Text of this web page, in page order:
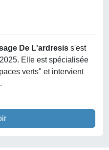
De L'ardresis s'est
Elle est spécialisée
verts" et intervient